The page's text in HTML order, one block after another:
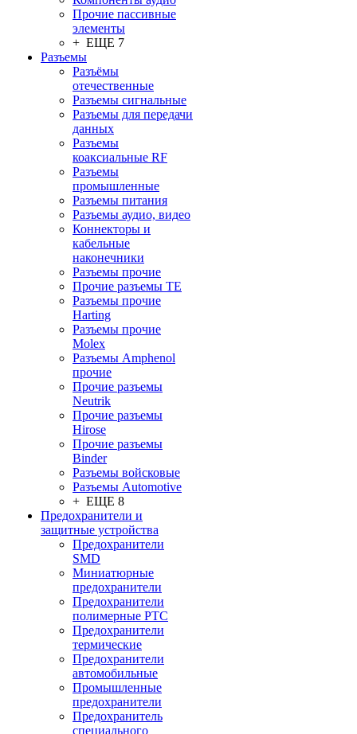
Прочие пассивные
элементы
+ ЕЩЕ 7
Разъeмы
Разъёмы
отечественные
Разъeмы сигнальные
Разъeмы для передачи
данных
Разъeмы
коаксиальные RF
Разъeмы
промышленные
Разъeмы питания
Разъeмы аудио, видео
Коннекторы и
кабельные
наконечники
Разъeмы прочие
Прочие разъемы TE
Разъемы прочие
Harting
Разъемы прочие
Molex
Разъемы Amphenol
прочие
Прочие разъемы
Neutrik
Прочие разъемы
Hirose
Прочие разъемы
Binder
Разъемы войсковые
Разъeмы Automotive
+ ЕЩЕ 8
Предохранители и
защитные устройства
Предохранители
SMD
Миниатюрные
предохранители
Предохранители
полимерные PTC
Предохранители
термические
Предохранители
автомобильные
Промышленные
предохранители
Предохранитель
специального